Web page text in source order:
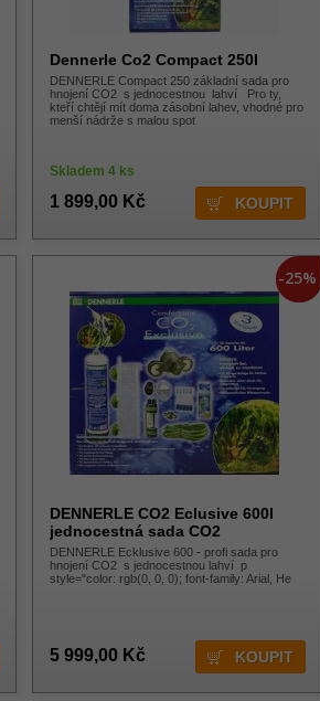
Dennerle Co2 Compact 250l
DENNERLE Compact 250 základní sada pro
hnojení CO2 s jednocestnou lahví Pro ty,
kteří chtějí mít doma zásobní lahev, vhodné pro
menší nádrže s malou spot
Skladem 4 ks
1 899,00 Kč
-25%
DENNERLE CO2 Eclusive 600l
jednocestná sada CO2
DENNERLE Ecklusive 600 - profi sada pro
hnojení CO2 s jednocestnou lahví p
style="color: rgb(0, 0, 0); font-family: Arial, He
5 999,00 Kč